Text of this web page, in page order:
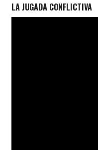
LA JUGADA CONFLICTIVA